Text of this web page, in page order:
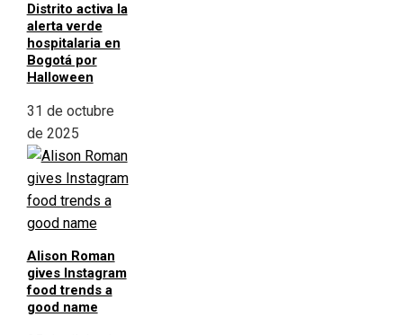
Distrito activa la
alerta verde
hospitalaria en
Bogotá por
Halloween
31 de octubre
de 2025
Alison Roman
gives Instagram
food trends a
good name